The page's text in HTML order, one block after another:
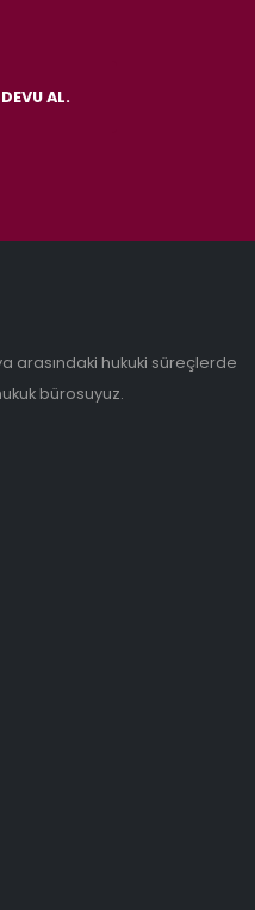
AL.
arasındaki hukuki süreçlerde
bürosuyuz.